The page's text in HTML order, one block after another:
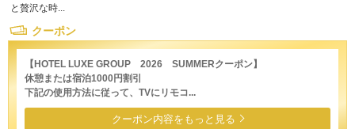
と贅沢な時...
クーポン
【HOTEL LUXE GROUP 2026 SUMMERクーポン】
休憩または宿泊1000円割引
下記の使用方法に従って、TVにリモコ...
クーポン内容をもっと見る